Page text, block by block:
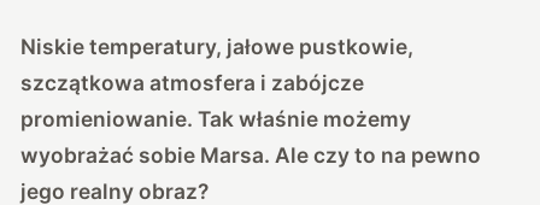
Niskie temperatury, jałowe pustkowie,
szczątkowa atmosfera i zabójcze
promieniowanie. Tak właśnie możemy
wyobrażać sobie Marsa. Ale czy to na pewno
jego realny obraz?